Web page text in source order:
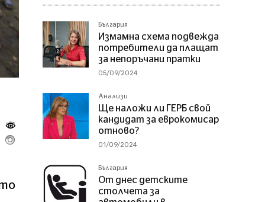
България
Измамна схема подвежда
потребители да плащат
за непоръчани пратки
05/09/2024
Анализи
Ще наложи ли ГЕРБ свой
кандидат за еврокомисар
отново?
01/09/2024
България
От днес детските
столчета за